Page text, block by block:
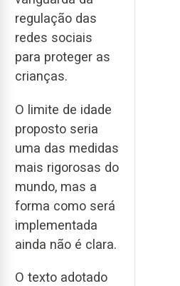
regulação das
redes sociais
para proteger as
crianças.
O limite de idade
proposto seria
uma das medidas
mais rigorosas do
mundo, mas a
forma como será
implementada
ainda não é clara.
O texto adotado